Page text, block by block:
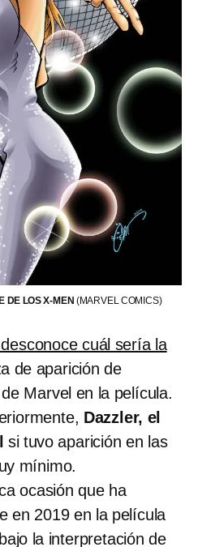
DE LOS X-MEN (MARVEL COMICS)
cuál sería la
de aparición de
Marvel en la película.
Dazzler, el
si tuvo aparición en las
mínimo.
ocasión que ha
en 2019 en la película
la interpretación de